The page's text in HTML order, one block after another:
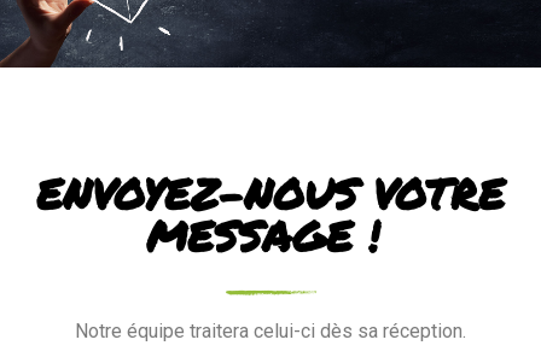
ENVOYEZ-NOUSVOTRE
MESSAGE !
Notre équipe traitera celui-ci dès sa réception.